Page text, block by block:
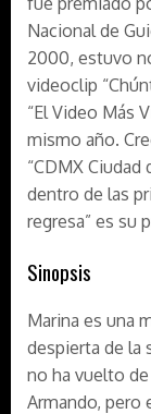
Nacional de
2000, estuvo
videoclip
“El Video Más
mismo año.
“CDMX
dentro de las
regresa” es su
Sinopsis
Marina es una
despierta de la
no ha vuelto
Armando, pero